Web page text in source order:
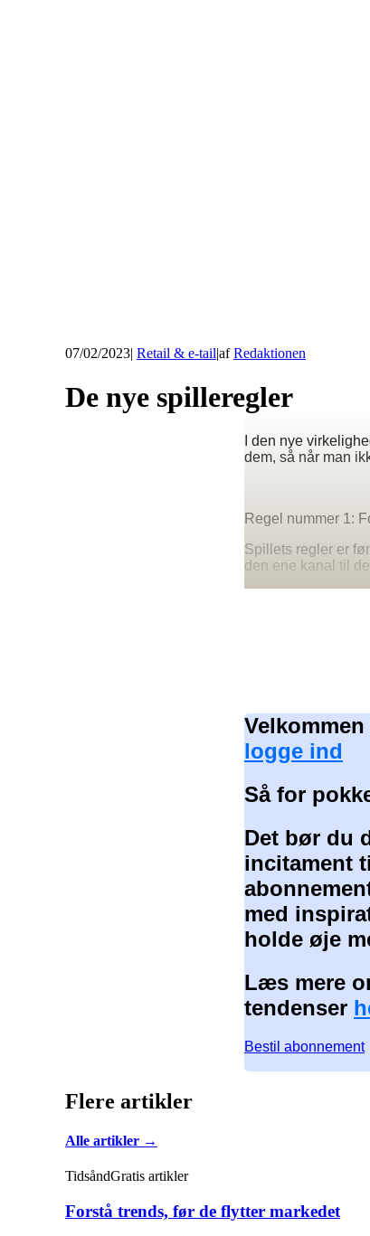
07/02/2023| Retail & e-tail|afRedaktionen
De nye spilleregler
I den nye
dem, så når man
Regel nummer 1:
Spillets regler er
den ene kanal til
logge ind
Så for
Det bør du
incitament
med
holde øje
Læs mere
tendenser
Bestil abonnement
Flere artikler
Alle artikler →
TidsåndGratis artikler
Forstå trends, før de flytter markedet